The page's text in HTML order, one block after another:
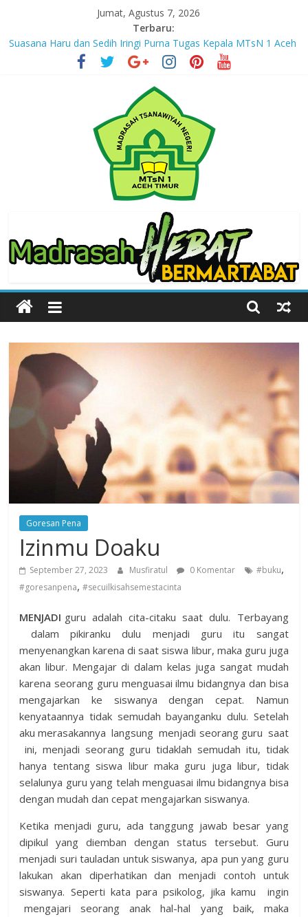
content
Jumat, Agustus 7, 2026
Terbaru:
Suasana Haru dan Sedih Iringi Purna Tugas Kepala MTsN 1 Aceh
Masuki Tahun Ketiga, MTsN 1 Aceh Timur Perkuat Kapasitas
Guru untuk Hadirkan Inovasi Kelas Digital
Jejak yang Tertinggal – Part III
Jejak yang Tertinggal – Part II
Jejak yang Tertinggal – Part I
1
Aceh
Timur
Simpang
Ulim,
Aceh
Timur
Goresan Pena
Izinmu Doaku
September 27, 2023 Musfiratul 0 Komentar #buku,
#goresanpena,#secuilkisahsemestacinta
MENJADI guru adalah cita-citaku saat dulu. Terbayang
dalam pikiranku dulu menjadi guru itu sangat
menyenangkan karena di saat siswa libur, maka guru juga
akan libur. Mengajar di dalam kelas juga sangat mudah
karena seorang guru menguasai ilmu bidangnya dan bisa
mengajarkan ke siswanya dengan cepat. Namun
kenyataannya tidak semudah bayanganku dulu. Setelah
aku merasakannya langsung menjadi seorang guru saat
ini, menjadi seorang guru tidaklah semudah itu, tidak
hanya tentang siswa libur maka guru juga libur, tidak
selalunya guru yang telah menguasai ilmu bidangnya bisa
dengan mudah dan cepat mengajarkan siswanya.
Ketika menjadi guru, ada tanggung jawab besar yang
dipikul yang diemban dengan status tersebut. Guru
menjadi suri tauladan untuk siswanya, apa pun yang guru
lakukan akan diperhatikan dan menjadi contoh untuk
siswanya. Seperti kata para psikolog, jika kamu ingin
mengajari seorang anak hal-hal yang baik, maka